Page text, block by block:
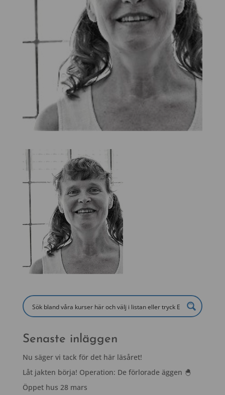
Senaste inläggen
Nu säger vi tack för det här läsåret!
Låt jakten börja! Operation: De förlorade äggen 🐣
Öppet hus 28 mars